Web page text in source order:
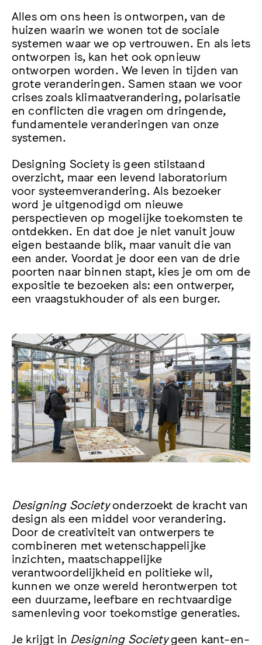
Alles om ons heen is ontworpen, van de
huizen waarin we wonen tot de sociale
systemen waar we op vertrouwen. En als iets
ontworpen is, kan het ook opnieuw
ontworpen worden. We leven in tijden van
grote veranderingen. Samen staan we voor
crises zoals klimaatverandering, polarisatie
en conflicten die vragen om dringende,
fundamentele veranderingen van onze
systemen.
Designing Society is geen stilstaand
overzicht, maar een levend laboratorium
voor systeemverandering. Als bezoeker
word je uitgenodigd om nieuwe
perspectieven op mogelijke toekomsten te
ontdekken. En dat doe je niet vanuit jouw
eigen bestaande blik, maar vanuit die van
een ander. Voordat je door een van de drie
poorten naar binnen stapt, kies je om om de
expositie te bezoeken als: een ontwerper,
een vraagstukhouder of als een burger.
Designing Societyonderzoekt de kracht van
design als een middel voor verandering.
Door de creativiteit van ontwerpers te
combineren met wetenschappelijke
inzichten, maatschappelijke
verantwoordelijkheid en politieke wil,
kunnen we onze wereld herontwerpen tot
een duurzame, leefbare en rechtvaardige
samenleving voor toekomstige generaties.
Je krijgt in Designing Societygeen kant-en-